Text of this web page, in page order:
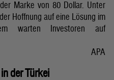
Marke von 80 Dollar. Unter
Hoffnung auf eine Lösung im
warten Investoren auf
APA
der Türkei